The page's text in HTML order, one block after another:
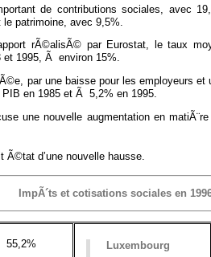
de contributions sociales, avec
patrimoine, avec 9,5%.
rÃ©alisÃ© par Eurostat, le taux
et 1995, Ã environ 15%.
par une baisse pour les employeurs
en 1985 et Ã 5,2% en 1995.
une nouvelle augmentation en
Ã©tat d’une nouvelle hausse.
ImpÃ´ts et cotisations sociales en
55,2% Luxembourg